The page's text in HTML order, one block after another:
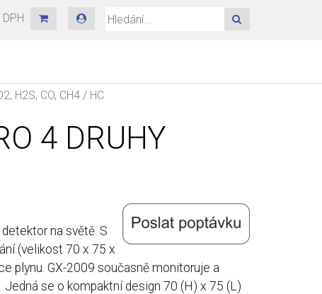
H2S, CO, CH4 / HC
4 DRUHY
na světě. S
(velikost 70 x 75 x
plynu. GX-2009 současně monitoruje a
se o kompaktní design 70 (H) x 75 (L)